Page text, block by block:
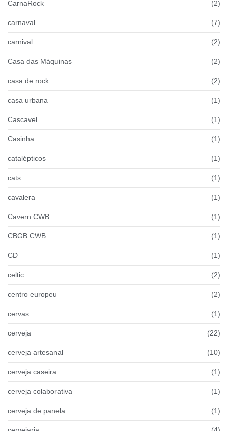
CarnaRock (2)
carnaval (7)
carnival (2)
Casa das Máquinas (2)
casa de rock (2)
casa urbana (1)
Cascavel (1)
Casinha (1)
catalépticos (1)
cats (1)
cavalera (1)
Cavern CWB (1)
CBGB CWB (1)
CD (1)
celtic (2)
centro europeu (2)
cervas (1)
cerveja (22)
cerveja artesanal (10)
cerveja caseira (1)
cerveja colaborativa (1)
cerveja de panela (1)